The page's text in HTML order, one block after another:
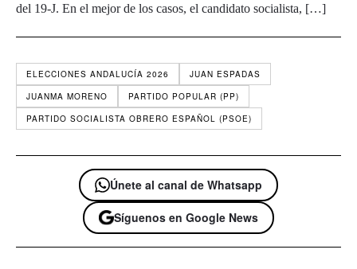
del 19-J. En el mejor de los casos, el candidato socialista, […]
ELECCIONES ANDALUCÍA 2026
JUAN ESPADAS
JUANMA MORENO
PARTIDO POPULAR (PP)
PARTIDO SOCIALISTA OBRERO ESPAÑOL (PSOE)
Únete al canal de Whatsapp
Síguenos en Google News